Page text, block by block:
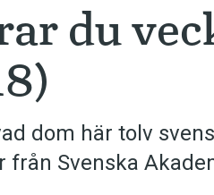
du
dom här tolv
från Svenska